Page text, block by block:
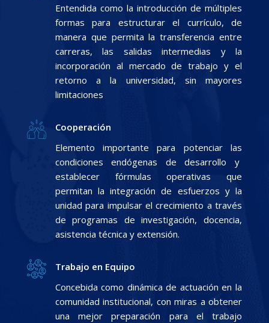
Entendida como la introducción de múltiples
formas para estructurar el currículo, de
manera que permita la transferencia entre
carreras, las salidas intermedias y la
incorporación al mercado de trabajo y el
retorno a la universidad, sin mayores
limitaciones
Cooperación
Elemento importante para potenciar las
condiciones endógenas de desarrollo y
establecer fórmulas operativas que
permitan la integración de esfuerzos y la
unidad para impulsar el crecimiento a través
de programas de investigación, docencia,
asistencia técnica y extensión.
Trabajo en Equipo
Concebida como dinámica de actuación en la
comunidad institucional, con miras a obtener
una mejor preparación para el trabajo